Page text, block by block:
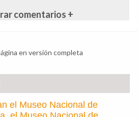
comentarios +
en versión completa
el Museo Nacional de